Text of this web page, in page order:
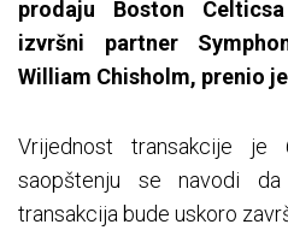
prodaju Boston
izvršni partner
William Chisholm, prenio je
Vrijednost transakcije je
saopštenju se navodi
transakcija bude uskoro